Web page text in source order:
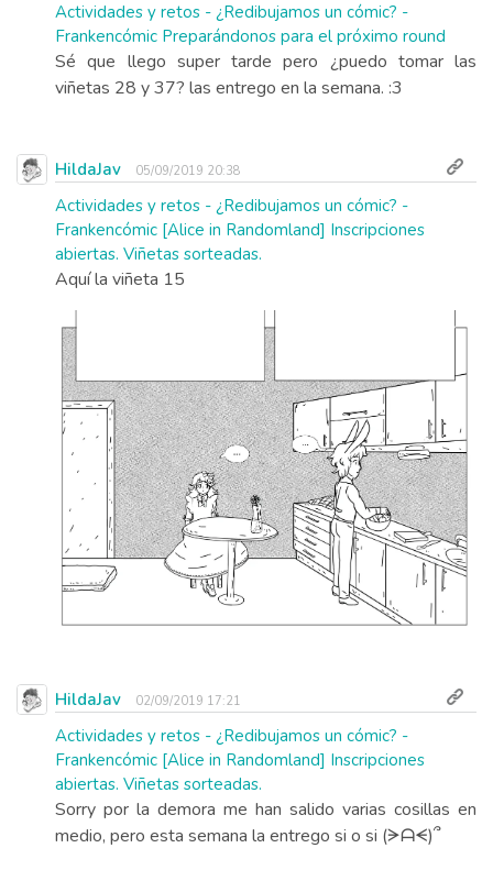
Actividades y retos - ¿Redibujamos un cómic? -
Frankencómic Preparándonos para el próximo round
Sé que llego super tarde pero ¿puedo tomar las
viñetas 28 y 37? las entrego en la semana. :3
HildaJav 05/09/2019 20:38
Actividades y retos - ¿Redibujamos un cómic? -
Frankencómic [Alice in Randomland] Inscripciones
abiertas. Viñetas sorteadas.
Aquí la viñeta 15
HildaJav 02/09/2019 17:21
Actividades y retos - ¿Redibujamos un cómic? -
Frankencómic [Alice in Randomland] Inscripciones
abiertas. Viñetas sorteadas.
Sorry por la demora me han salido varias cosillas en
medio, pero esta semana la entrego si o si (ᗒᗩᗕ)՞